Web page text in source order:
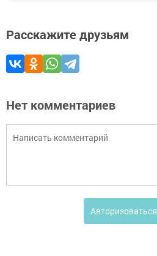
Расскажите друзьям
Нет комментариев
Авторизоваться